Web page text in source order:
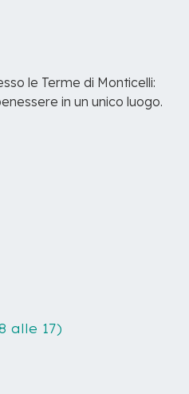
le Terme di Monticelli:
in un unico luogo.
alle 17)